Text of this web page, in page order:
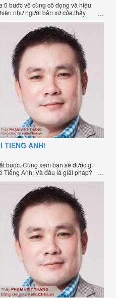
5 bước vô cùng cô đọng và hiệu
như người bản xứ của thầy
- Chương trình dạy tiếng
TIẾNG ANH!
buộc. Cùng xem bạn sẽ được gì
Tiếng Anh! Và đâu là giải pháp?